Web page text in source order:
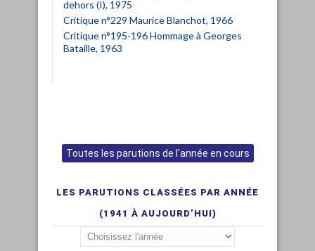
dehors (I), 1975
Critique n°229 Maurice Blanchot, 1966
Critique n°195-196 Hommage à Georges
Bataille, 1963
Toutes les parutions de l'année en cours
LES PARUTIONS CLASSÉES PAR ANNÉE
(1941 À AUJOURD’HUI)